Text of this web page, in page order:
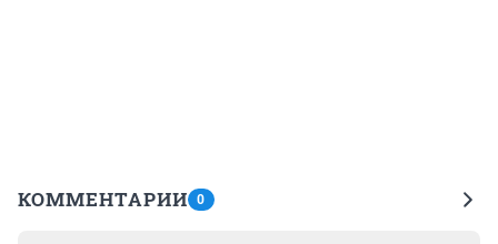
КОММЕНТАРИИ 0